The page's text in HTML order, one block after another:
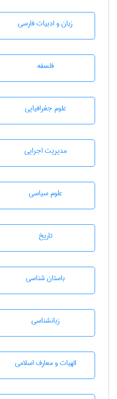
زبان و ادبيات فارسی
فلسفه
علوم جغرافيايی
مديريت اجرايی
علوم سياسی
تاريخ
باستان شناسی
زبانشناسی
الهیات و معارف اسلامی